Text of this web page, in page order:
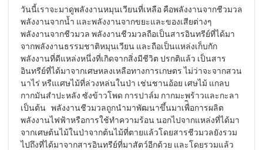
วันนี้เราจะมาดูพลังงานหมุนเวียนที่เหลือ คือพลังงานจากชีวมวล
พลังงานจากน้ำ และพลังงานจากขยะและของเสียต่างๆ
พลังงานจากชีวมวล พลังงานชีวมวลถือเป็นสารอินทรีย์ที่ได้มา
จากพลังงานธรรมชาติหมุนเวียน และถือเป็นแหล่งเก็บกัก
พลังงานที่ดีแหล่งหนึ่งที่เกิดจากสิ่งมีชีวิต ปรกติแล้ว เป็นสาร
อินทรีย์ที่ได้มาจากเศษหลงเหลือทางการเกษตร ไม่ว่าจะจากสวน
นาไร่ หรืแเศษไม้ที่ล่วงหล่นในป่า เช่นชานอ้อย เศษไม้ แกลบ
กากมันสำปะหลัง ซังข้าวโพด การปาล์ม กากมะพร้าวและกะลา
เป็นต้น พลังงานชีวมวลถูกนำมาพัฒนาขึ้นมาเพื่ิอการผลิต
พลังงานไฟฟ้าหรือการใช้ทำความร้อน นอกไปจากแหล่งที่ได้มา
จากเศษต้นไม้ในป่าจากต้นไม้ที่ตายแล้วโดยสารชีวมวลยังรวม
ไปถึงที่ได้มาจากสารอินทรีย์ที่มาสัตว์อีกด้วย และโดยรวมแล้ว